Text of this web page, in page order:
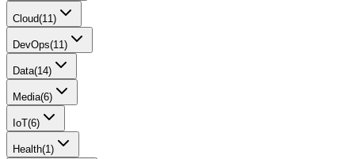
Cloud(11)
DevOps(11)
Data(14)
Media(6)
IoT(6)
Health(1)